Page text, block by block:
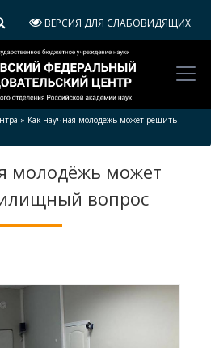
ВЕРСИЯ ДЛЯ СЛАБОВИДЯЩИХ
» Как научная молодёжь может решить
молодёжь может
вопрос